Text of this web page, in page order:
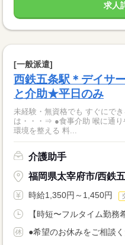
求人
[一般派遣]
西鉄五条駅＊デイサ
と介助★平日のみ
未経験・無資格でも すぐにできるお
は・・・⇒ ●食事介助 喉に通りやすい工夫をするなど 食事しやすい
環境を整える 料...
介護助手
福岡県太宰府市/西鉄
時給1,350円～1,450円
【時短〜フルタイム勤務
●希望のお休みをご相談く